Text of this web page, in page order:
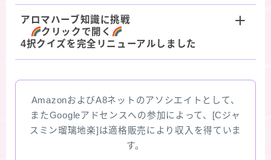
アロマハーブ知識に挑戦
クリックで開く
4択クイズを完全リニューアルしました
AmazonおよびA8ネットのアソシエイトとして、
またGoogleアドセンスへの参加によって、[Cジャ
スミン瑠璃地楽]は適格販売により収入を得ていま
す。